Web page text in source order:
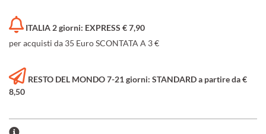
ITALIA 2 giorni: EXPRESS € 7,90
per acquisti da 35 Euro SCONTATA A 3 €
RESTO DEL MONDO 7-21 giorni: STANDARD a partire da €
8,50